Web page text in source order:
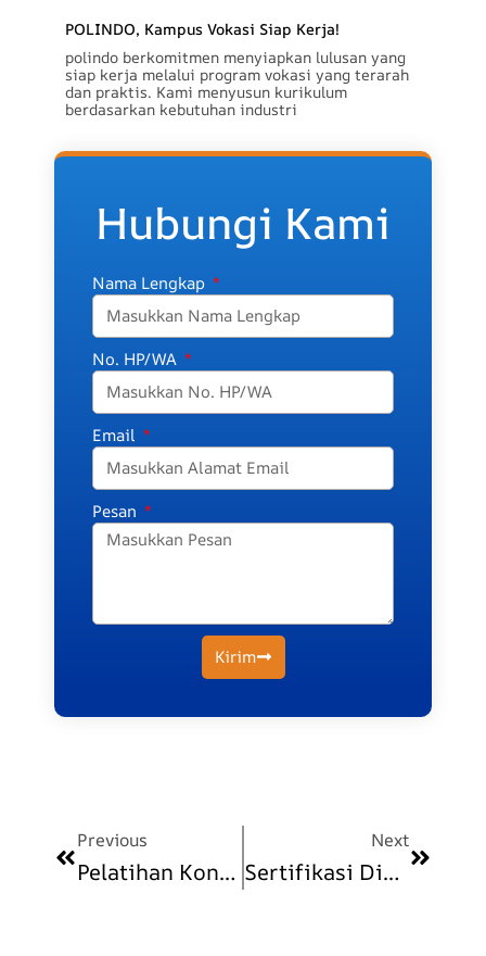
POLINDO, Kampus Vokasi Siap Kerja!
polindo berkomitmen menyiapkan lulusan yang
siap kerja melalui program vokasi yang terarah
dan praktis. Kami menyusun kurikulum
berdasarkan kebutuhan industri
Hubungi Kami
Nama Lengkap
No. HP/WA
Email
Pesan
Kirim
Prev
Previous
Pelatihan Konten Kreator POLINDO Madiun
Next
Sertifikasi Digital Vokasi Untuk Mahasiswa: Penting Dan Strategis
Next